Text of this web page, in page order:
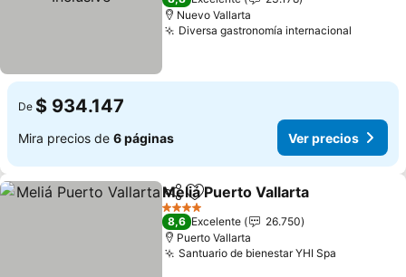
Nuevo Vallarta
Diversa gastronomía internacional
De $ 934.147
Mira precios de 6 páginas Ver precios
CompartirAgregar a favoritos
Meliá Puerto Vallarta
4 Estrellas
8,6 Excelente
26.750
Puerto Vallarta
Santuario de bienestar YHI Spa